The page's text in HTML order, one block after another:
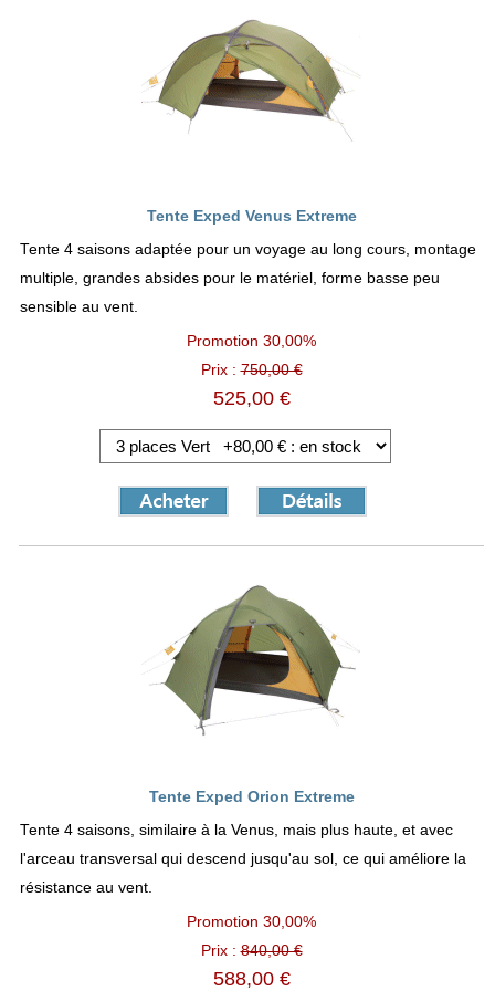
Tente Exped Venus Extreme
Tente 4 saisons adaptée pour un voyage au long cours, montage
multiple, grandes absides pour le matériel, forme basse peu
sensible au vent.
Promotion 30,00%
Prix :750,00 €
525,00 €
Tente Exped Orion Extreme
Tente 4 saisons, similaire à la Venus, mais plus haute, et avec
l'arceau transversal qui descend jusqu'au sol, ce qui améliore la
résistance au vent.
Promotion 30,00%
Prix :840,00 €
588,00 €